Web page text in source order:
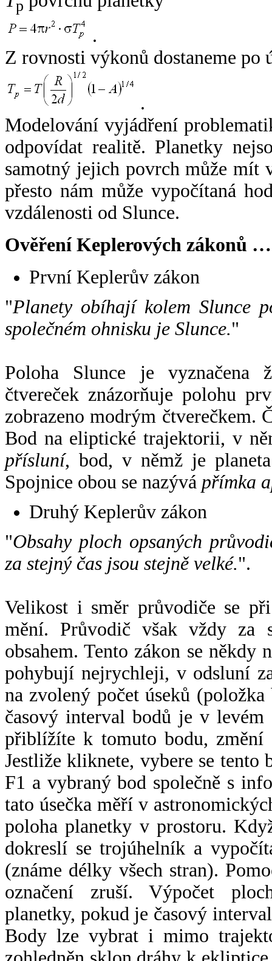
p
.
Z rovnosti výkonů dostaneme po
.
Modelování vyjádření
odpovídat realitě. Planetky
samotný jejich povrch může mít
přesto nám může vypočítaná
vzdálenosti od Slunce.
Ověření Keplerových zákonů …
První Keplerův zákon
"Planety obíhají kolem Slunce
společném ohnisku je Slunce."
Poloha Slunce je vyznačena
čtvereček znázorňuje polohu
zobrazeno modrým čtverečkem.
Bod na eliptické trajektorii, v
přísluní, bod, v němž je
Spojnice obou se nazývá přímka
Druhý Keplerův zákon
"Obsahy ploch opsaných
za stejný čas jsou stejně velké.".
Velikost i směr průvodiče se
mění. Průvodič však vždy za
obsahem. Tento zákon se někdy
pohybují nejrychleji, v odsluní
na zvolený počet úseků
časový interval bodů je v
přiblížíte k tomuto bodu,
Jestliže kliknete, vybere se tento
F1 a vybraný bod společně s
tato úsečka měří v
poloha planetky v prostoru.
dokreslí se trojúhelník a
(známe délky všech stran).
označení zruší. Výpočet
planetky, pokud je časový
Body lze vybrat i mimo